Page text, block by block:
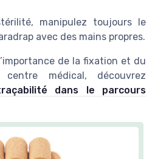
manipulez toujours le
avec des mains propres.
de la fixation et du
médical, découvrez
dans le parcours